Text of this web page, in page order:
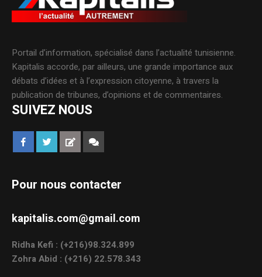
Portail d’information, spécialisé dans l’actualité tunisienne.
Kapitalis accorde, par ailleurs, une grande importance aux
débats d’idées et à l’expression citoyenne, à travers la
publication de tribunes, d’opinions et de commentaires.
SUIVEZ NOUS
Pour nous contacter
kapitalis.com@gmail.com
Ridha Kefi : (+216)98.324.899
Zohra Abid : (+216) 22.578.343